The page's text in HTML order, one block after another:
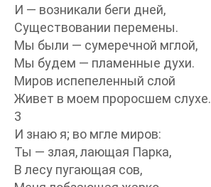
И — возникали беги дней,
Существовании перемены.
Мы были — сумеречной мглой,
Мы будем — пламенные духи.
Миров испепеленный слой
Живет в моем проросшем слухе.
3
И знаю я; во мгле миров:
Ты — злая, лающая Парка,
В лесу пугающая сов,